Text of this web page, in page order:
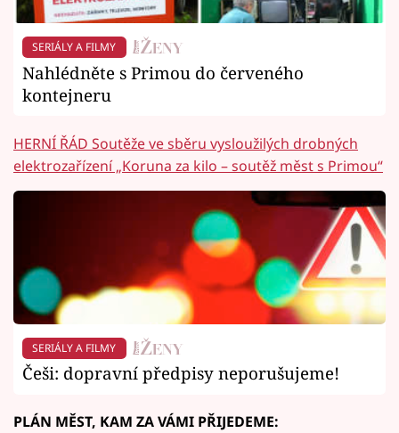
SERIÁLY A FILMY
Nahlédněte s Primou do červeného
kontejneru
HERNÍ ŘÁD Soutěže ve sběru vysloužilých drobných
elektrozařízení „Koruna za kilo – soutěž měst s Primou“
SERIÁLY A FILMY
Češi: dopravní předpisy neporušujeme!
PLÁN MĚST, KAM ZA VÁMI PŘIJEDEME: